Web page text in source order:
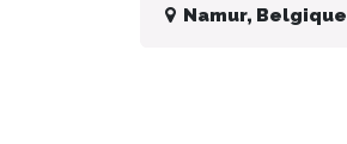
Namur, Belgique